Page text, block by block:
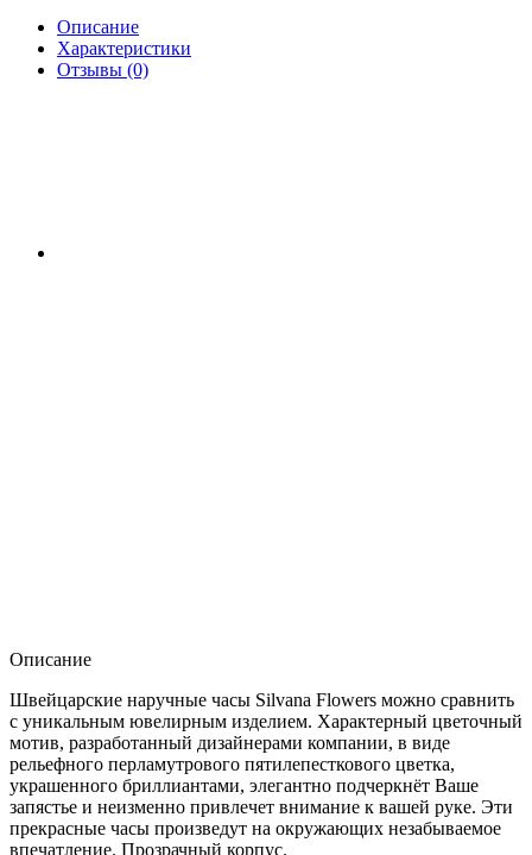
Описание
Характеристики
Отзывы (0)
Описание
Швейцарские наручные часы Silvana Flowers можно сравнить
с уникальным ювелирным изделием. Характерный цветочный
мотив, разработанный дизайнерами компании, в виде
рельефного перламутрового пятилепесткового цветка,
украшенного бриллиантами, элегантно подчеркнёт Ваше
запястье и неизменно привлечет внимание к вашей руке. Эти
прекрасные часы произведут на окружающих незабываемое
впечатление. Прозрачный корпус.